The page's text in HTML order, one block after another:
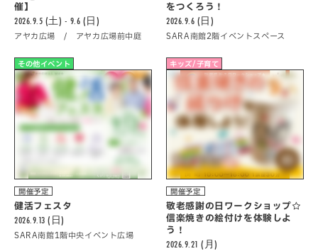
催】
2026.9.5 (土) - 9.6 (日)
アヤカ広場 / アヤカ広場前中庭
をつくろう！
2026.9.6 (日)
SARA南館2階イベントスペース
その他イベント
開催予定
健活フェスタ
2026.9.13 (日)
SARA南館1階中央イベント広場
キッズ/子育て
開催予定
敬老感謝の日ワークショップ☆
信楽焼きの絵付けを体験しよ
う！
2026.9.21 (月)